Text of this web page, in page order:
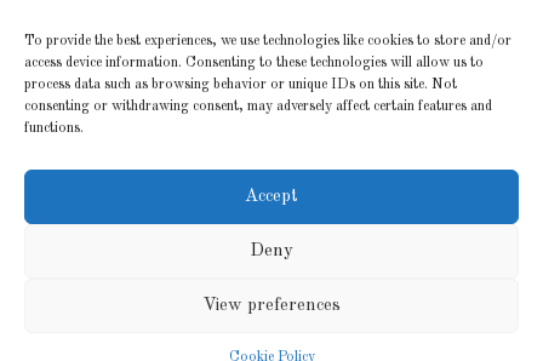
To provide the best experiences, we use technologies like cookies to store and/or
access device information. Consenting to these technologies will allow us to
process data such as browsing behavior or unique IDs on this site. Not
consenting or withdrawing consent, may adversely affect certain features and
functions.
Accept
Deny
View preferences
Cookie Policy